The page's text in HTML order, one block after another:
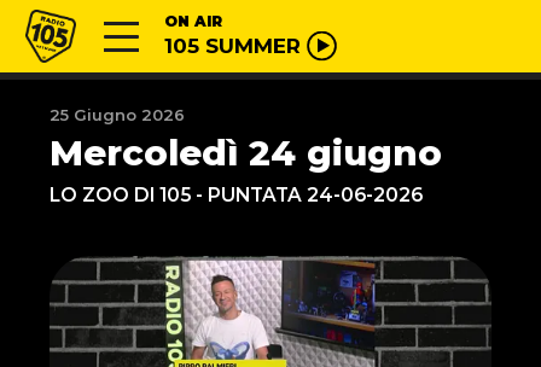
Vai al contenuto
Radio 105 ON AIR
105 SUMMER
25 Giugno 2026
Mercoledì 24 giugno
LO ZOO DI 105 - PUNTATA 24-06-2026